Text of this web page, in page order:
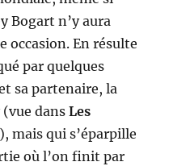
Bogart n’y aura
occasion. En résulte
par quelques
sa partenaire, la
(vue dansLes
mais qui s’éparpille
où l’on finit par